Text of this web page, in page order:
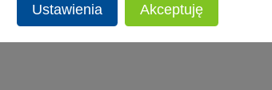
Ustawienia Akceptuję